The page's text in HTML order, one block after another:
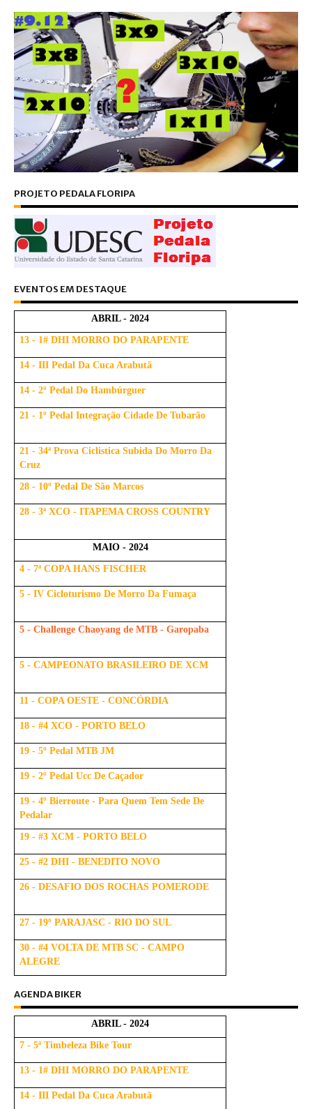
PROJETO PEDALA FLORIPA
EVENTOS EM DESTAQUE
ABRIL - 2024
13 - 1# DHI MORRO DO PARAPENTE
14 - III Pedal Da Cuca Arabutã
14 - 2º Pedal Do Hambúrguer
21 - 1º Pedal Integração Cidade De Tubarão
21 - 34ª Prova Ciclistica Subida Do Morro Da
Cruz
28 - 10º Pedal De São Marcos
28 - 3ª XCO - ITAPEMA CROSS COUNTRY
MAIO - 2024
4 - 7ª COPA HANS FISCHER
5 - IV Cicloturismo De Morro Da Fumaça
5 - Challenge Chaoyang de MTB - Garopaba
5 - CAMPEONATO BRASILEIRO DE XCM
11 - COPA OESTE - CONCÓRDIA
18 - #4 XCO - PORTO BELO
19 - 5º Pedal MTB JM
19 - 2º Pedal Ucc De Caçador
19 - 4º Bierroute - Para Quem Tem Sede De
Pedalar
19 - #3 XCM - PORTO BELO
25 - #2 DHI - BENEDITO NOVO
26 - DESAFIO DOS ROCHAS POMERODE
27 - 19º PARAJASC - RIO DO SUL
30 - #4 VOLTA DE MTB SC - CAMPO
ALEGRE
AGENDA BIKER
ABRIL - 2024
7 - 5ª Timbeleza Bike Tour
13 - 1# DHI MORRO DO PARAPENTE
14 - III Pedal Da Cuca Arabutã